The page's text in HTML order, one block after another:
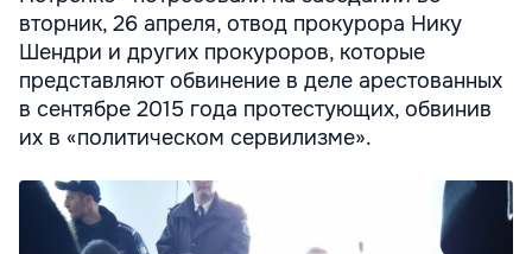
вторник, 26 апреля, отвод прокурора Нику
Шендри и других прокуроров, которые
представляют обвинение в деле арестованных
в сентябре 2015 года протестующих, обвинив
их в «политическом сервилизме».